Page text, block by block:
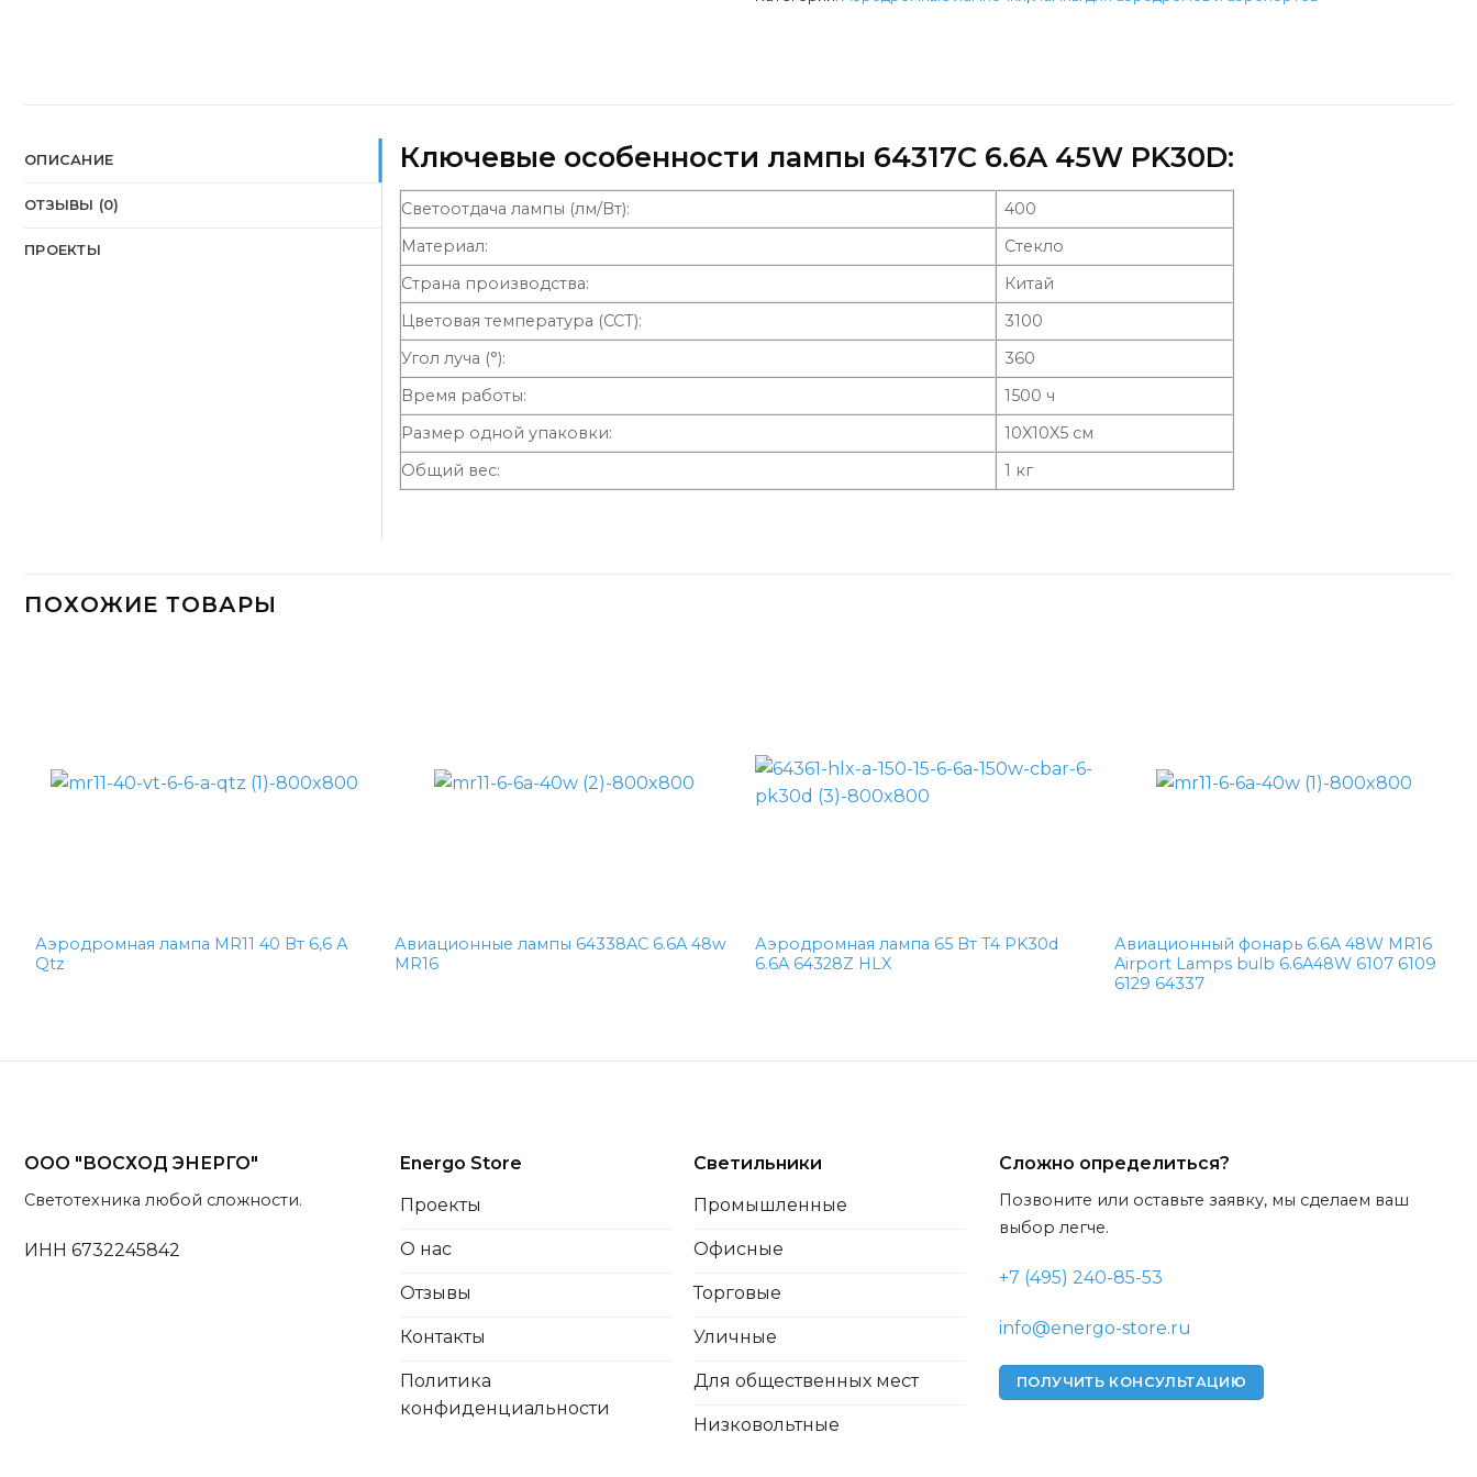
ОПИСАНИЕ
ОТЗЫВЫ (0)
ПРОЕКТЫ
Ключевые особенности лампы 64317C 6.6A 45W PK30D:
Светоотдача лампы (лм/Вт):
400
Материал:
Стекло
Страна производства:
Китай
Цветовая температура (CCT):
3100
Угол луча (°):
360
Время работы:
1500 ч
Размер одной упаковки:
10X10X5 см
Общий вес:
1 кг
ПОХОЖИЕ ТОВАРЫ
Аэродромная лампа MR11 40 Вт 6,6 А
Qtz
Авиационные лампы 64338AC 6.6A 48w
MR16
Аэродромная лампа 65 Вт T4 PK30d
6.6A 64328Z HLX
Авиационный фонарь 6.6A 48W MR16
Airport Lamps bulb 6.6A48W 6107 6109
6129 64337
ООО "ВОСХОД ЭНЕРГО"
Светотехника любой сложности.
ИНН 6732245842
Energo Store
Проекты
О нас
Отзывы
Контакты
Политика
конфиденциальности
Светильники
Промышленные
Офисные
Торговые
Уличные
Для общественных мест
Низковольтные
Сложно определиться?
Позвоните или оставьте заявку, мы сделаем ваш
выбор легче.
+7 (495) 240-85-53
info@energo-store.ru
ПОЛУЧИТЬ КОНСУЛЬТАЦИЮ